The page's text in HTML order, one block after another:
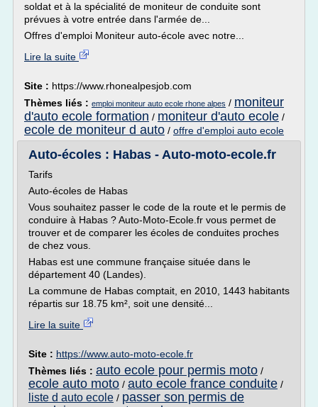
soldat et à la spécialité de moniteur de conduite sont
prévues à votre entrée dans l'armée de...
Offres d'emploi Moniteur auto-école avec notre...
Lire la suite
Site : https://www.rhonealpesjob.com
Thèmes liés : emploi moniteur auto ecole rhone alpes / moniteur
d'auto ecole formation / moniteur d'auto ecole /
ecole de moniteur d auto / offre d'emploi auto ecole
Auto-écoles : Habas - Auto-moto-ecole.fr
Tarifs
Auto-écoles de Habas
Vous souhaitez passer le code de la route et le permis de
conduire à Habas ? Auto-Moto-Ecole.fr vous permet de
trouver et de comparer les écoles de conduites proches
de chez vous.
Habas est une commune française située dans le
département 40 (Landes).
La commune de Habas comptait, en 2010, 1443 habitants
répartis sur 18.75 km², soit une densité...
Lire la suite
Site : https://www.auto-moto-ecole.fr
Thèmes liés : auto ecole pour permis moto /
ecole auto moto / auto ecole france conduite /
liste d auto ecole / passer son permis de